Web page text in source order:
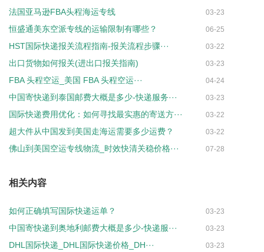
法国亚马逊FBA头程海运专线 03-23
恒盛通美东空派专线的运输限制有哪些？ 06-25
HST国际快递报关流程指南-报关流程步骤··· 03-22
出口货物如何报关(进出口报关指南) 03-23
FBA 头程空运_美国 FBA 头程空运··· 04-24
中国寄快递到泰国邮费大概是多少-快递服务··· 03-23
国际快递费用优化：如何寻找最实惠的寄送方··· 03-22
超大件从中国发到美国走海运需要多少运费？ 03-22
佛山到美国空运专线物流_时效快清关稳价格··· 07-28
相关内容
如何正确填写国际快递运单？ 03-23
中国寄快递到奥地利邮费大概是多少-快递服··· 03-23
DHL国际快递_DHL国际快递价格_DH··· 03-23